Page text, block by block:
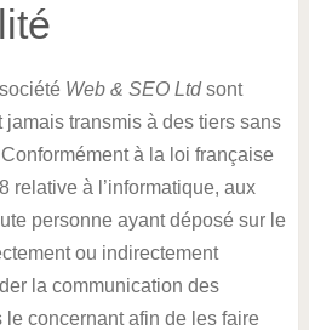
Web & SEO Ltdsont
transmis à des tiers sans
à la loi française
relative à l’informatique, aux
personne ayant déposé sur le
ou indirectement
la communication des
concernant afin de les faire